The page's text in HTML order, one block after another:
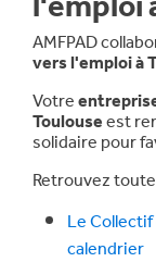
AMFPAD
vers l'emploi à
Votre
Toulouseest
solidaire pour
Retrouvez
Le
calendrier